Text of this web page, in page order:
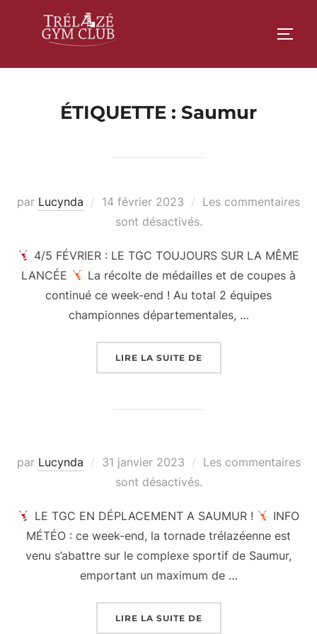
ÉTIQUETTE : Saumur
par Lucynda
Publié
14 février 2023
Les commentaires
sont désactivés.
4/5 FÉVRIER : LE TGC TOUJOURS SUR LA MÊME
LANCÉE
La récolte de médailles et de coupes à
continué ce week-end ! Au total 2 équipes
championnes départementales, …
LIRE LA SUITE DE« »
par Lucynda
Publié
31 janvier 2023
Les commentaires
sont désactivés.
LE TGC EN DÉPLACEMENT A SAUMUR !
INFO
MÉTÉO : ce week-end, la tornade trélazéenne est
venu s’abattre sur le complexe sportif de Saumur,
emportant un maximum de …
LIRE LA SUITE DE« »